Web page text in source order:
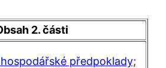
2. části
předpoklady;